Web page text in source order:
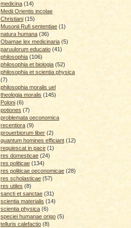
medicina (14)
Medii Orientis incolae
Christiani (15)
Musonii Rufi sententiae (1)
natura humana (36)
Obamae lex medicinaria (5)
paruulorum educatio (41)
philosophia (106)
philosophia et biologia (52)
philosophia et scientia physica
(7)
philosophia moralis uel
theologia moralis (145)
Poloni (6)
potiones (7)
problemata oeconomica
recentiora (9)
prouerbiorum liber (2)
quantum homines efficiant (12)
requiescat in pace (1)
res domesticae (24)
res politicae (134)
res politicae oeconomicae (28)
res scholasticae (57)
res utiles (8)
sancti et sanctae (31)
scientia materialis (14)
scientia physica (6)
speciei humanae origo (5)
telluris calefactio (8)